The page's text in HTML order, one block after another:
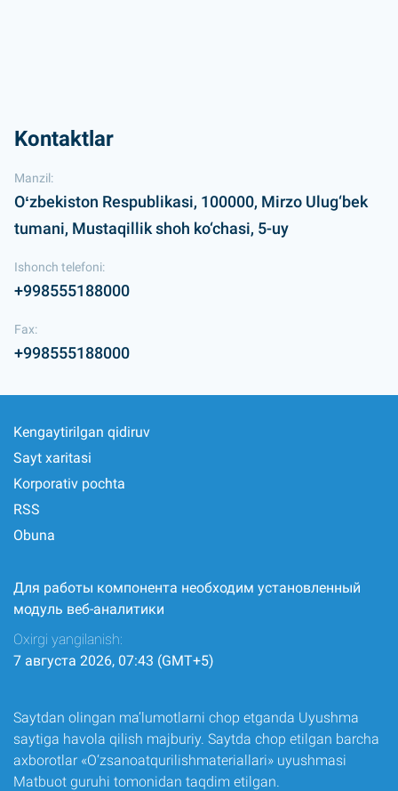
Kontaktlar
Manzil:
Oʻzbekiston Respublikasi, 100000, Mirzo Ulug‘bek
tumani, Mustaqillik shoh ko‘chasi, 5-uy
Ishonch telefoni:
+998555188000
Fax:
+998555188000
Kengaytirilgan qidiruv
Sayt xaritasi
Korporativ pochta
RSS
Obuna
Для работы компонента необходим установленный
модуль веб-аналитики
Oxirgi yangilanish:
7 августа 2026, 07:43 (GMT+5)
Saytdan olingan ma’lumotlarni chop etganda Uyushma
saytiga havola qilish majburiy. Saytda chop etilgan barcha
axborotlar «O‘zsanoatqurilishmateriallari» uyushmasi
Matbuot guruhi tomonidan taqdim etilgan.